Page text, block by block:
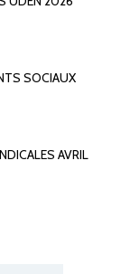
SOCIAUX
AVRIL